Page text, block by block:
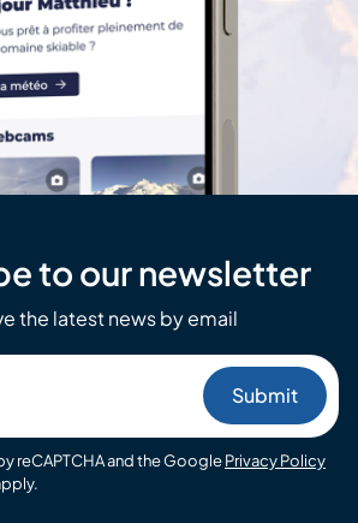
to our newsletter
the latest news by email
reCAPTCHA and the GooglePrivacy Policy